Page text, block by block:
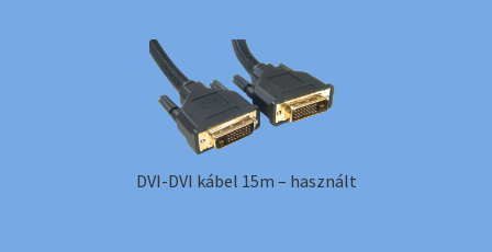
DVI-DVI kábel 15m – használt